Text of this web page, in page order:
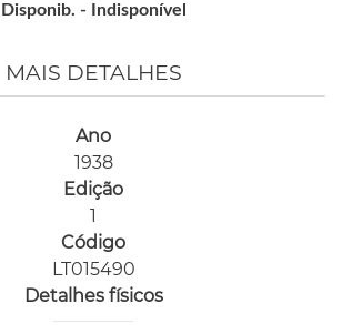
Disponib. -
Indisponível
MAIS DETALHES
Ano
1938
Edição
1
Código
LT015490
Detalhes físicos